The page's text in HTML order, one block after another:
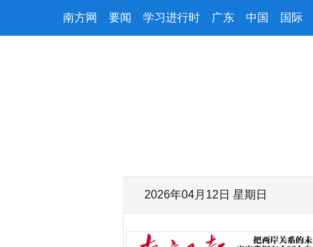
南方网 要闻 学习进行时 广东 中国 国际
2026年04月12日 星期日